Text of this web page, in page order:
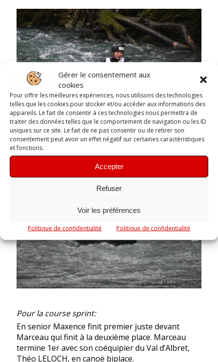
Gérer le consentement aux
cookies
Pour offrir les meilleures expériences, nous utilisons des technologies
telles que les cookies pour stocker et/ou accéder aux informations des
appareils. Le fait de consentir à ces technologies nous permettra de
traiter des données telles que le comportement de navigation ou les ID
uniques sur ce site. Le fait de ne pas consentir ou de retirer son
consentement peut avoir un effet négatif sur certaines caractéristiques
et fonctions.
Accepter
Refuser
Voir les préférences
Politique de confidentialité Politique de confidentialité
Pour la course sprint:
En senior Maxence finit premier juste devant
Marceau qui finit à la deuxième place. Marceau
termine 1er avec son coéquipier du Val d’Albret,
Théo LELOCH, en canoë biplace.